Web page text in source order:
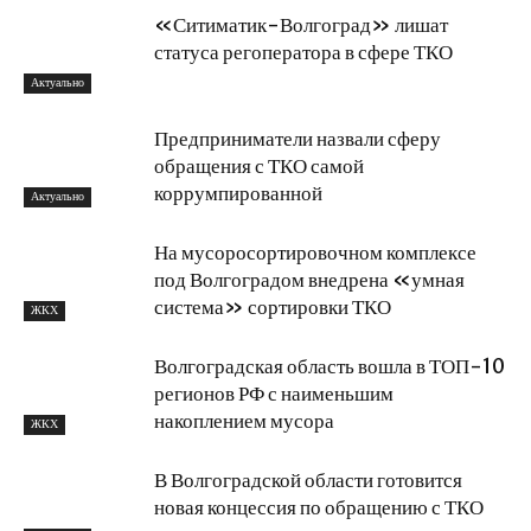
Актуально
«Ситиматик-Волгоград» лишат
статуса регоператора в сфере ТКО
Актуально
Предприниматели назвали сферу
обращения с ТКО самой
коррумпированной
ЖКХ
На мусоросортировочном комплексе
под Волгоградом внедрена «умная
система» сортировки ТКО
ЖКХ
Волгоградская область вошла в ТОП-10
регионов РФ с наименьшим
накоплением мусора
В Волгоградской области готовится
новая концессия по обращению с ТКО